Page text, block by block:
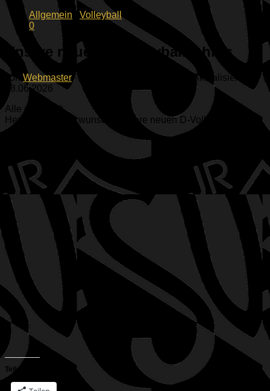
Allgemein
Volleyball
0
Unsere neuen D-Volleyballschiris
von Webmaster · Veröffentlicht
· Aktualisiert
18.06.2026
Alle geschafft
Herzlichen Glückwunsch! Unsere neuen D-Volleyballschiris!
Teilen mit: